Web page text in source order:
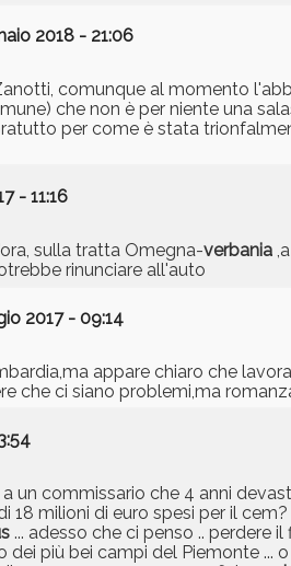
2018 - 21:06
comunque al momento
che non è per niente una
per come è stata
- 11:16
sulla tratta Omegna-verbania
rinunciare all'auto
2017 - 09:14
appare chiaro che
che ci siano problemi,ma
un commissario che 4 anni
milioni di euro spesi per il
... adesso che ci penso .. perdere
dei più bei campi del Piemonte ...